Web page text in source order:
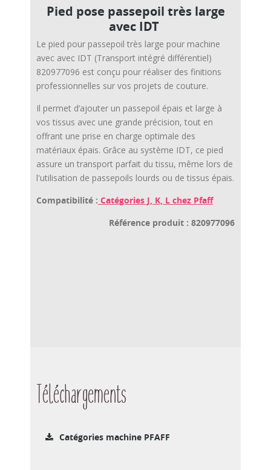
Pied pose passepoil très large
avec IDT
Le pied pour passepoil très large pour machine
avec avec IDT (Transport intégré différentiel)
820977096 est conçu pour réaliser des finitions
professionnelles sur vos projets de couture.
Il permet d’ajouter un passepoil épais et large à
vos tissus avec une grande précision, tout en
offrant une prise en charge optimale des
matériaux épais. Grâce au système IDT, ce pied
assure un transport parfait du tissu, même lors de
l'utilisation de passepoils lourds ou de tissus épais.
Compatibilité : Catégories J, K, L chez Pfaff
Référence produit : 820977096
Téléchargements
Catégories machine PFAFF